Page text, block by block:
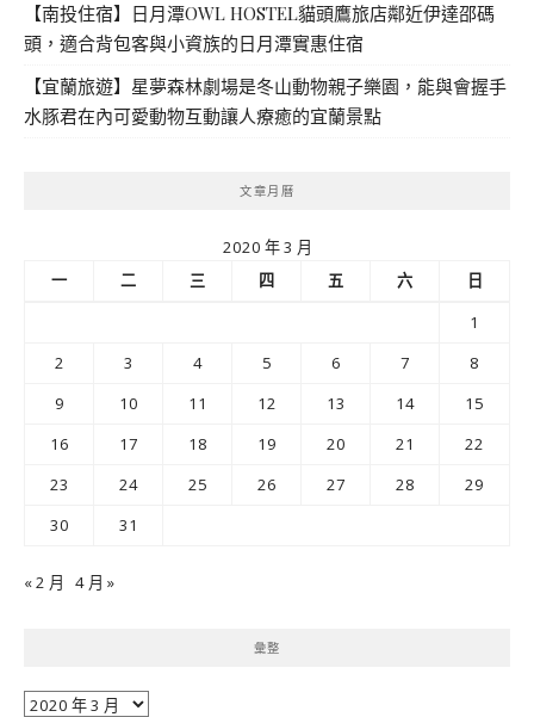
【南投住宿】日月潭OWL HOSTEL貓頭鷹旅店鄰近伊達邵碼
頭，適合背包客與小資族的日月潭實惠住宿
【宜蘭旅遊】星夢森林劇場是冬山動物親子樂園，能與會握手
水豚君在內可愛動物互動讓人療癒的宜蘭景點
文章月曆
2020 年 3 月
一
二 三 四 五 六
日
1
2
3 4 5 6 7
8
9
10 11 12 13 14
15
16
17 18 19 20 21
22
23
24 25 26 27 28
29
30
31
« 2 月 4 月 »
彙整
彙